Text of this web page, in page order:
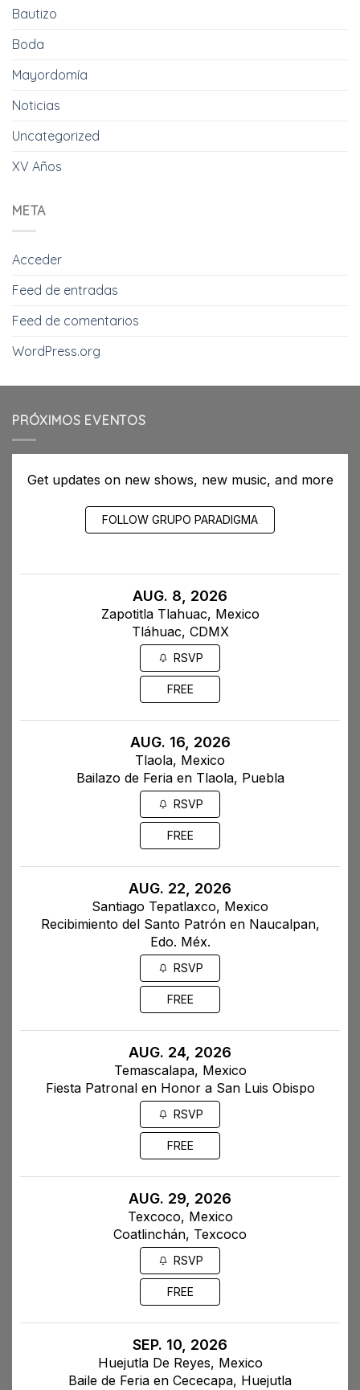
Bautizo
Boda
Mayordomía
Noticias
Uncategorized
XV Años
META
Acceder
Feed de entradas
Feed de comentarios
WordPress.org
PRÓXIMOS EVENTOS
Get updates on new shows, new music, and more
FOLLOW GRUPO PARADIGMA
AUG. 8, 2026
Zapotitla Tlahuac, Mexico
Tláhuac, CDMX
RSVP
FREE
AUG. 16, 2026
Tlaola, Mexico
Bailazo de Feria en Tlaola, Puebla
RSVP
FREE
AUG. 22, 2026
Santiago Tepatlaxco, Mexico
Recibimiento del Santo Patrón en Naucalpan,
Edo. Méx.
RSVP
FREE
AUG. 24, 2026
Temascalapa, Mexico
Fiesta Patronal en Honor a San Luis Obispo
RSVP
FREE
AUG. 29, 2026
Texcoco, Mexico
Coatlinchán, Texcoco
RSVP
FREE
SEP. 10, 2026
Huejutla De Reyes, Mexico
Baile de Feria en Cececapa, Huejutla